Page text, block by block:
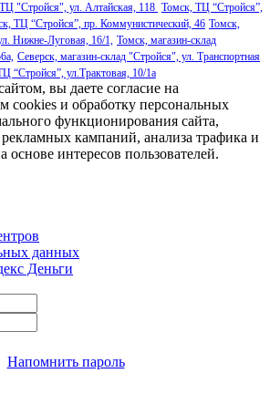
"Стройся", ул. Алтайская, 118 Томск, ТЦ “Стройся”,
ТЦ “Стройся”, пр. Коммунистический, 46 Томск,
Нижне-Луговая, 16/1, Томск, магазин-склад
Северск, магазин-склад "Стройся", ул. Транспортная
“Стройся”, ул.Трактовая, 10/1а
вы даете согласие на
cookies и обработку персональных
функционирования сайта,
кампаний, анализа трафика и
основе интересов пользователей.
данных
Деньги
Напомнить пароль